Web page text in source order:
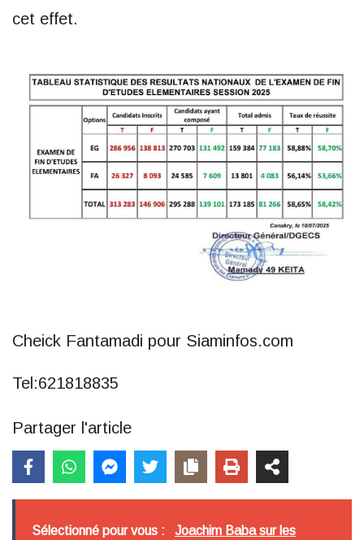
cet effet.
Cheick Fantamadi pour Siaminfos.com
Tel:621818835
Partager l'article
Sélectionné pour vous : Joachim Baba sur les